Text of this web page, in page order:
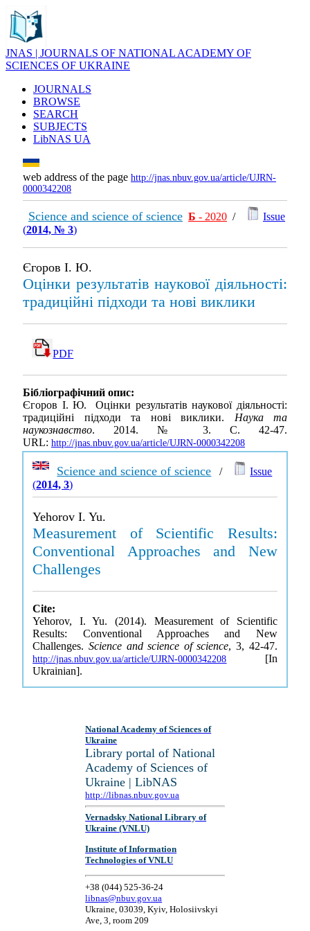
JNAS | JOURNALS OF NATIONAL ACADEMY OF
SCIENCES OF UKRAINE
JOURNALS
BROWSE
SEARCH
SUBJECTS
LibNAS UA
web address of the page http://jnas.nbuv.gov.ua/article/UJRN-
0000342208
Science and science of science Б - 2020 /
Issue
(2014, № 3)
Єгоров І. Ю.
Оцінки результатів наукової діяльності:
традиційні підходи та нові виклики
PDF
Бібліографічний опис:
Єгоров І. Ю. Оцінки результатів наукової діяльності:
традиційні підходи та нові виклики. Наука та
наукознавство. 2014. № 3. С. 42-47.
URL: http://jnas.nbuv.gov.ua/article/UJRN-0000342208
Science and science of science /
Issue
(2014, 3)
Yehorov I. Yu.
Measurement of Scientific Results:
Conventional Approaches and New
Challenges
Cite:
Yehorov, I. Yu. (2014). Measurement of Scientific
Results: Conventional Approaches and New
Challenges. Science and science of science, 3, 42-47.
http://jnas.nbuv.gov.ua/article/UJRN-0000342208 [In
Ukrainian].
National Academy of Sciences of
Ukraine
Library portal of National
Academy of Sciences of
Ukraine | LibNAS
http://libnas.nbuv.gov.ua
Vernadsky National Library of
Ukraine (VNLU)
Institute of Information
Technologies of VNLU
+38 (044) 525-36-24
libnas@nbuv.gov.ua
Ukraine, 03039, Kyiv, Holosiivskyi
Ave, 3, room 209